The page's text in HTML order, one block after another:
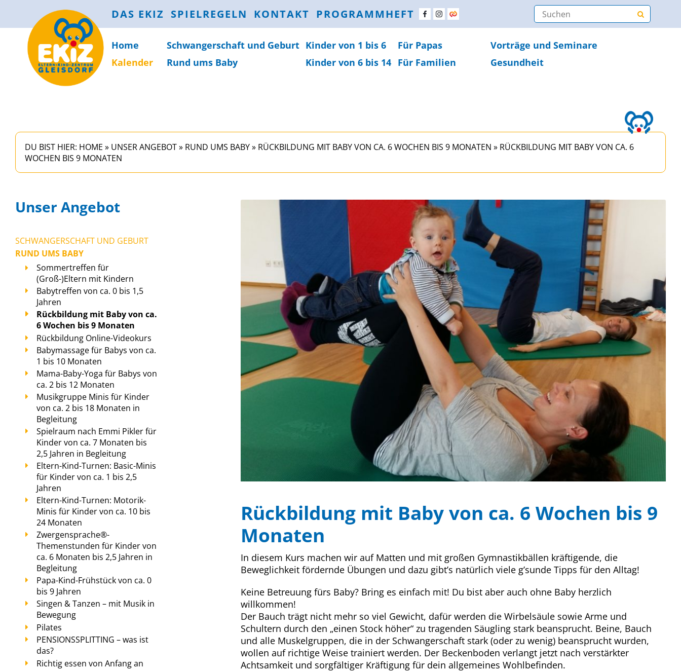
DAS EKIZ SPIELREGELN KONTAKT PROGRAMMHEFT
Home Schwanger­schaft und Geburt Kinder von 1 bis 6 Für Papas
Vorträge und Seminare
Kalender
Rund ums Baby Kinder von 6 bis 14 Für Familien Gesundheit
DU BIST HIER: HOME » UNSER ANGEBOT» RUND UMS BABY» RÜCKBILDUNG MIT BABY VON CA. 6 WOCHEN BIS 9 MONATEN » RÜCKBILDUNG MIT BABY VON CA. 6
WOCHEN BIS 9 MONATEN
Unser Angebot
SCHWANGERSCHAFT UND GEBURT
RUND UMS BABY
Sommertreffen für
(Groß-)Eltern mit Kindern
Babytreffen von ca. 0 bis 1,5
Jahren
Rückbildung mit Baby von ca.
6 Wochen bis 9 Monaten
Rückbildung Online-Videokurs
Babymassage für Babys von ca.
1 bis 10 Monaten
Mama-Baby-Yoga für Babys von
ca. 2 bis 12 Monaten
Musikgruppe Minis für Kinder
von ca. 2 bis 18 Monaten in
Begleitung
Spielraum nach Emmi Pikler für
Kinder von ca. 7 Monaten bis
2,5 Jahren in Begleitung
Eltern-Kind-Turnen: Basic-Minis
für Kinder von ca. 1 bis 2,5
Jahren
Eltern-Kind-Turnen: Motorik-
Minis für Kinder von ca. 10 bis
24 Monaten
Zwergensprache®-
Themenstunden für Kinder von
ca. 6 Monaten bis 2,5 Jahren in
Begleitung
Papa-Kind-Frühstück von ca. 0
bis 9 Jahren
Singen & Tanzen – mit Musik in
Bewegung
Pilates
PENSIONSSPLITTING – was ist
das?
Richtig essen von Anfang an
Rückbildung mit Baby von ca. 6 Wochen bis 9
Monaten
In diesem Kurs machen wir auf Matten und mit großen Gymnastikbällen kräftigende, die
Beweglichkeit fördernde Übungen und dazu gibt’s natürlich viele g’sunde Tipps für den Alltag!
Keine Betreuung fürs Baby? Bring es einfach mit! Du bist aber auch ohne Baby herzlich
willkommen!
Der Bauch trägt nicht mehr so viel Gewicht, dafür werden die Wirbelsäule sowie Arme und
Schultern durch den „einen Stock höher“ zu tragenden Säugling stark beansprucht. Beine, Bauch
und alle Muskelgruppen, die in der Schwangerschaft stark (oder zu wenig) beansprucht wurden,
wollen auf richtige Weise trainiert werden. Der Beckenboden verlangt jetzt nach verstärkter
Achtsamkeit und sorgfältiger Kräftigung für dein allgemeines Wohlbefinden.